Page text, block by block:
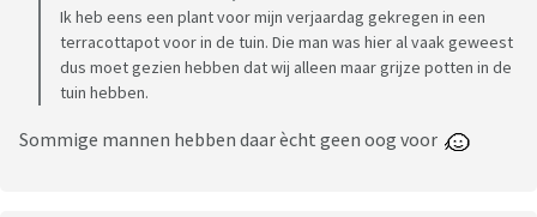
Ik heb eens een plant voor mijn verjaardag gekregen in een
terracottapot voor in de tuin. Die man was hier al vaak geweest
dus moet gezien hebben dat wij alleen maar grijze potten in de
tuin hebben.
Sommige mannen hebben daar ècht geen oog voor